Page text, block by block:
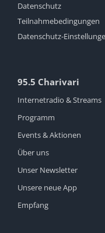
Datenschutz
Teilnahmebedingungen
Datenschutz-
95.5 Charivari
Internetradio & Streams
Programm
Events & Aktionen
Über uns
Unser Newsletter
Unsere neue App
Empfang